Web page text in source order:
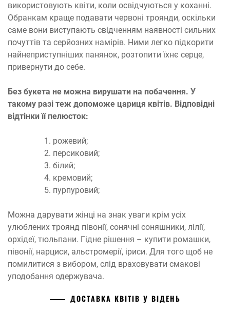
використовують квіти, коли освідчуються у коханні.
Обранкам краще подавати червоні троянди, оскільки
саме вони виступають свідченням наявності сильних
почуттів та серйозних намірів. Ними легко підкорити
найнеприступніших панянок, розтопити їхнє серце,
привернути до себе.
Без букета не можна вирушати на побачення. У
такому разі теж допоможе цариця квітів. Відповідні
відтінки її пелюсток:
рожевий;
персиковий;
білий;
кремовий;
пурпуровий;
Можна дарувати жінці на знак уваги крім усіх
улюблених троянд півонії, сонячні соняшники, лілії,
орхідеї, тюльпани. Гідне рішення – купити ромашки,
півонії, нарциси, альстромерії, іриси. Для того щоб не
помилитися з вибором, слід враховувати смакові
уподобання одержувача.
ДОСТАВКА КВІТІВ У ВІДЕНЬ